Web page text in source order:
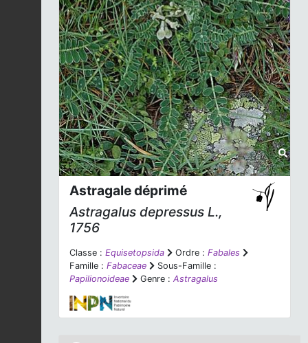
Astragale déprimé
Astragalus depressus L.,
1756
Classe : Equisetopsida Ordre : Fabales
Famille : Fabaceae
Sous-Famille :
Papilionoideae
Genre : Astragalus